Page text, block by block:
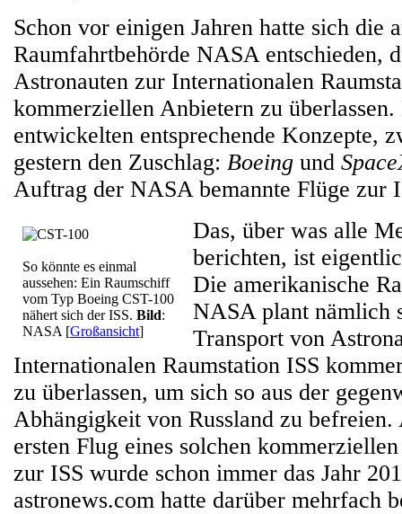
Schon vor einigen Jahren hatte sich die
Raumfahrtbehörde NASA entschieden,
Astronauten zur Internationalen
kommerziellen Anbietern zu
entwickelten entsprechende Konzepte,
gestern den Zuschlag: Boeing und
Auftrag der NASA bemannte Flüge zur
So könnte es einmal
aussehen: Ein Raumschiff
vom Typ Boeing CST-100
nähert sich der ISS. Bild:
NASA [Großansicht]
Das, über was alle
berichten, ist
Die amerikanische
NASA plant nämlich
Transport von
Internationalen Raumstation ISS
zu überlassen, um sich so aus der
Abhängigkeit von Russland zu
ersten Flug eines solchen
zur ISS wurde schon immer das Jahr
astronews.com hatte darüber mehrfach